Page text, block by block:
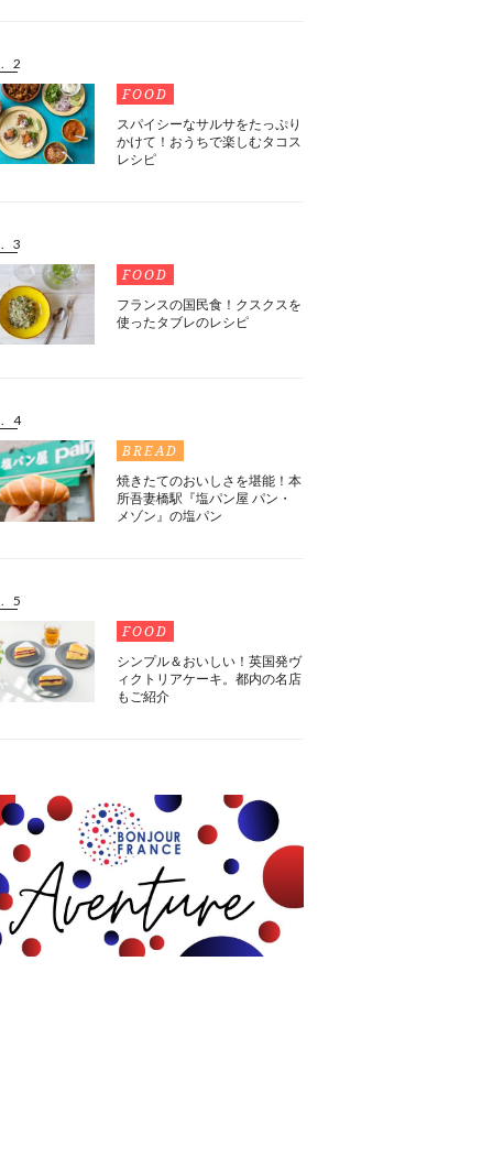
2
FOOD
スパイシーなサルサをたっぷり
かけて！おうちで楽しむタコス
レシピ
3
FOOD
フランスの国民食！クスクスを
使ったタブレのレシピ
4
BREAD
焼きたてのおいしさを堪能！本
所吾妻橋駅『塩パン屋 パン・
メゾン』の塩パン
5
FOOD
シンプル＆おいしい！英国発ヴ
ィクトリアケーキ。都内の名店
もご紹介